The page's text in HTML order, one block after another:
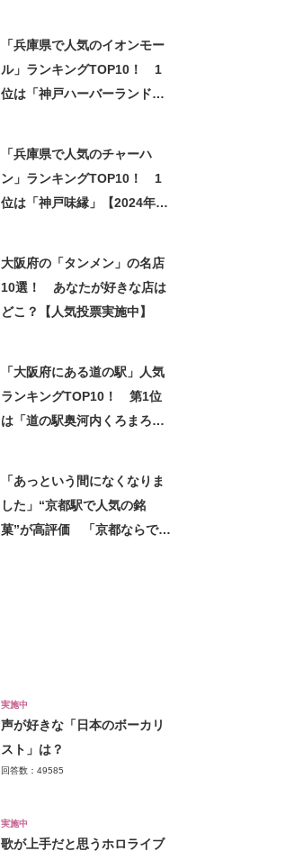
「兵庫県で人気のイオンモー
ル」ランキングTOP10！ 1
位は「神戸ハーバーランド
「兵庫県で人気のチャーハ
ン」ランキングTOP10！ 1
位は「神戸味縁」【2024年7
大阪府の「タンメン」の名店
10選！ あなたが好きな店は
どこ？【人気投票実施中】
「大阪府にある道の駅」人気
ランキングTOP10！ 第1位
は「道の駅奥河内くろまろの
「あっという間になくなりま
した」“京都駅で人気の銘
菓”が高評価 「京都ならでは
実施中
声が好きな「日本のボーカリ
スト」は？
回答数：49585
実施中
歌が上手だと思うホロライブ